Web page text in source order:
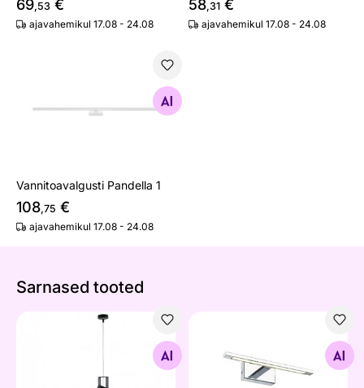
69,53 €
ajavahemikul 17.08 - 24.08
58,31 €
ajavahemikul 17.08 - 24.08
Vannitoavalgusti Pandella 1
Vannitoavalgusti Pandella 1
108,75 €
ajavahemikul 17.08 - 24.08
Sarnased tooted
Otsi sarnaseid